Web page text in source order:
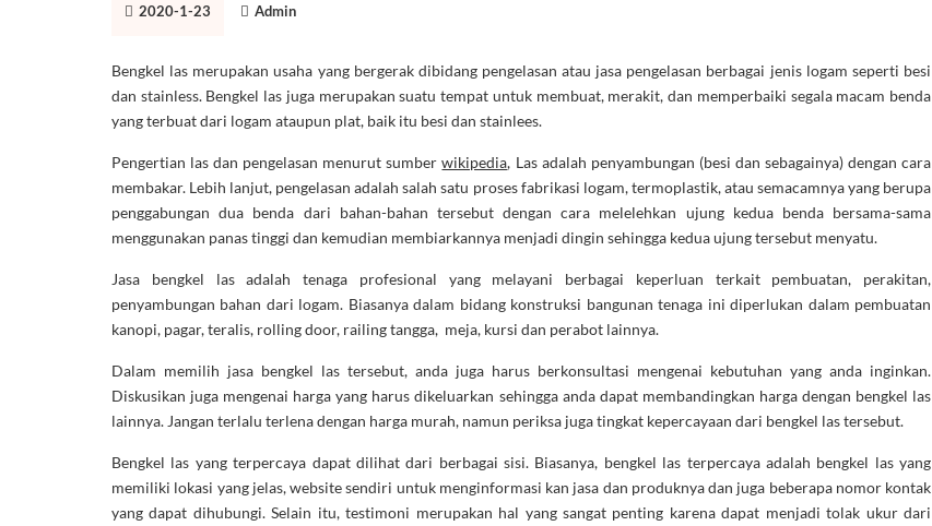
2020-1-23 Admin
Bengkel las merupakan usaha yang bergerak dibidang pengelasan atau jasa pengelasan berbagai jenis logam seperti besi
dan stainless. Bengkel las juga merupakan suatu tempat untuk membuat, merakit, dan memperbaiki segala macam benda
yang terbuat dari logam ataupun plat, baik itu besi dan stainlees.
Pengertian las dan pengelasan menurut sumberwikipedia, Las adalah penyambungan (besi dan sebagainya) dengan cara
membakar. Lebih lanjut, pengelasan adalah salah satu proses fabrikasi logam, termoplastik, atau semacamnya yang berupa
penggabungan dua benda dari bahan-bahan tersebut dengan cara melelehkan ujung kedua benda bersama-sama
menggunakan panas tinggi dan kemudian membiarkannya menjadi dingin sehingga kedua ujung tersebut menyatu.
Jasa bengkel las adalah tenaga profesional yang melayani berbagai keperluan terkait pembuatan, perakitan,
penyambungan bahan dari logam. Biasanya dalam bidang konstruksi bangunan tenaga ini diperlukan dalam pembuatan
kanopi, pagar, teralis, rolling door, railing tangga, meja, kursi dan perabot lainnya.
Dalam memilih jasa bengkel las tersebut, anda juga harus berkonsultasi mengenai kebutuhan yang anda inginkan.
Diskusikan juga mengenai harga yang harus dikeluarkan sehingga anda dapat membandingkan harga dengan bengkel las
lainnya. Jangan terlalu terlena dengan harga murah, namun periksa juga tingkat kepercayaan dari bengkel las tersebut.
Bengkel las yang terpercaya dapat dilihat dari berbagai sisi. Biasanya, bengkel las terpercaya adalah bengkel las yang
memiliki lokasi yang jelas, website sendiri untuk menginformasi kan jasa dan produknya dan juga beberapa nomor kontak
yang dapat dihubungi. Selain itu, testimoni merupakan hal yang sangat penting karena dapat menjadi tolak ukur dari